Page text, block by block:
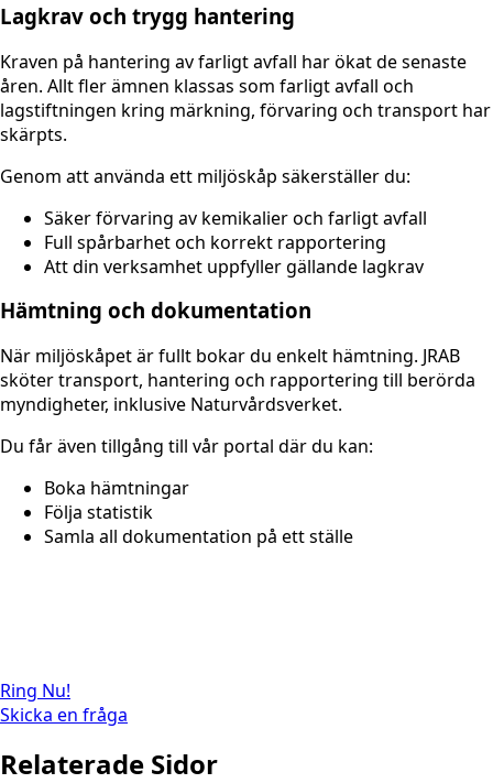
Lagkrav och trygg hantering
Kraven på hantering av farligt avfall har ökat de senaste
åren. Allt fler ämnen klassas som farligt avfall och
lagstiftningen kring märkning, förvaring och transport har
skärpts.
Genom att använda ett miljöskåp säkerställer du:
Säker förvaring av kemikalier och farligt avfall
Full spårbarhet och korrekt rapportering
Att din verksamhet uppfyller gällande lagkrav
Hämtning och dokumentation
När miljöskåpet är fullt bokar du enkelt hämtning. JRAB
sköter transport, hantering och rapportering till berörda
myndigheter, inklusive Naturvårdsverket.
Du får även tillgång till vår portal där du kan:
Boka hämtningar
Följa statistik
Samla all dokumentation på ett ställe
Ring Nu!
Skicka en fråga
Relaterade Sidor